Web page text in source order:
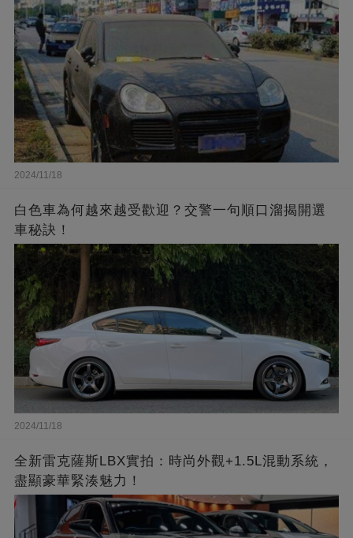
2024/11/18
白色車為何越來越受歡迎？交警一句順口溜揭開選
車秘訣！
2024/11/18
全新雷克薩斯LBX實拍：時尚外觀+1.5L混動系統，
盡顯豪華緊湊魅力！